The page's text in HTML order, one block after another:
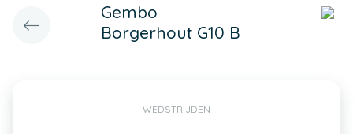
Gembo
Borgerhout G10 B
WEDSTRIJDEN